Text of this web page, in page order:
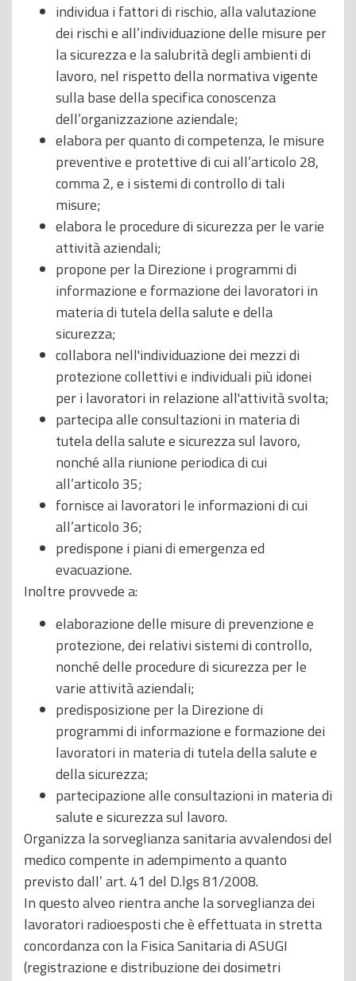
individua i fattori di rischio, alla valutazione
dei rischi e all’individuazione delle misure per
la sicurezza e la salubrità degli ambienti di
lavoro, nel rispetto della normativa vigente
sulla base della specifica conoscenza
dell’organizzazione aziendale;
elabora per quanto di competenza, le misure
preventive e protettive di cui all’articolo 28,
comma 2, e i sistemi di controllo di tali
misure;
elabora le procedure di sicurezza per le varie
attività aziendali;
propone per la Direzione i programmi di
informazione e formazione dei lavoratori in
materia di tutela della salute e della
sicurezza;
collabora nell'individuazione dei mezzi di
protezione collettivi e individuali più idonei
per i lavoratori in relazione all'attività svolta;
partecipa alle consultazioni in materia di
tutela della salute e sicurezza sul lavoro,
nonché alla riunione periodica di cui
all’articolo 35;
fornisce ai lavoratori le informazioni di cui
all’articolo 36;
predispone i piani di emergenza ed
evacuazione.
Inoltre provvede a:
elaborazione delle misure di prevenzione e
protezione, dei relativi sistemi di controllo,
nonché delle procedure di sicurezza per le
varie attività aziendali;
predisposizione per la Direzione di
programmi di informazione e formazione dei
lavoratori in materia di tutela della salute e
della sicurezza;
partecipazione alle consultazioni in materia di
salute e sicurezza sul lavoro.
Organizza la sorveglianza sanitaria avvalendosi del
medico compente in adempimento a quanto
previsto dall’ art. 41 del D.lgs 81/2008.
In questo alveo rientra anche la sorveglianza dei
lavoratori radioesposti che è effettuata in stretta
concordanza con la Fisica Sanitaria di ASUGI
(registrazione e distribuzione dei dosimetri